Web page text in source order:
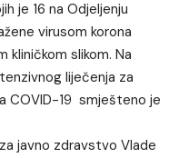
je 16 na Odjeljenju
virusom korona
kliničkom slikom. Na
liječenja za
COVID-19 smješteno je
javno zdravstvo Vlade